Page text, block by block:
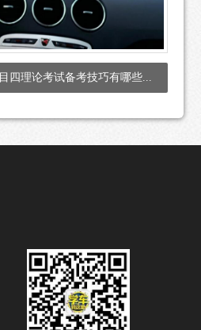
四理论考试备考技巧有哪些...